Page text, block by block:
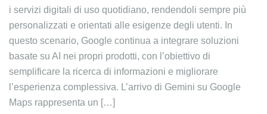
i servizi digitali di uso quotidiano, rendendoli sempre più
personalizzati e orientati alle esigenze degli utenti. In
questo scenario, Google continua a integrare soluzioni
basate su AI nei propri prodotti, con l’obiettivo di
semplificare la ricerca di informazioni e migliorare
l’esperienza complessiva. L’arrivo di Gemini su Google
Maps rappresenta un […]